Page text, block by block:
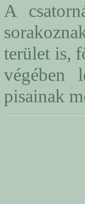
A
terület is,
végében
pisainak